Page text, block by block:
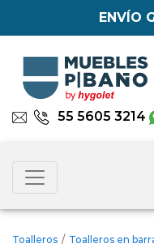
ENVÍO
55 5605 3214
Toalleros / Toalleros en